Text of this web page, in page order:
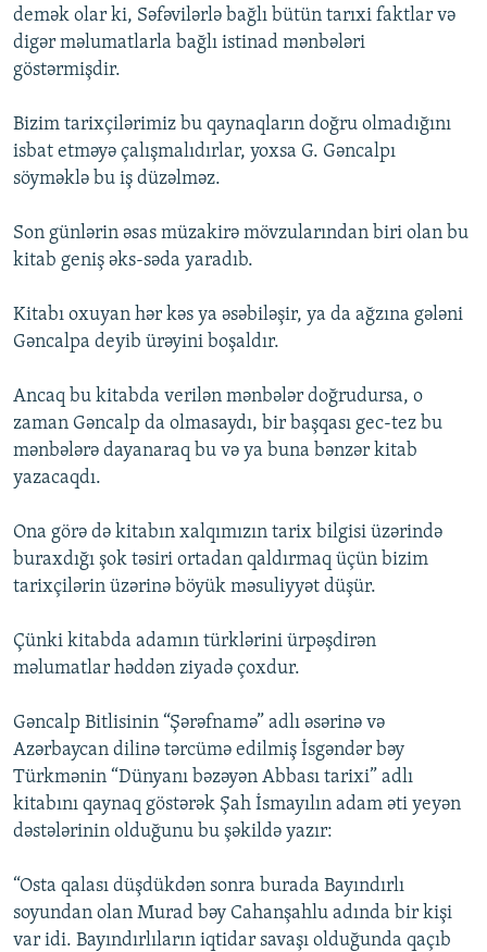
demək olar ki, Səfəvilərlə bağlı bütün tarıxi faktlar və
digər məlumatlarla bağlı istinad mənbələri
göstərmişdir.
Bizim tarixçilərimiz bu qaynaqların doğru olmadığını
isbat etməyə çalışmalıdırlar, yoxsa G. Gəncalpı
söyməklə bu iş düzəlməz.
Son günlərin əsas müzakirə mövzularından biri olan bu
kitab geniş əks-səda yaradıb.
Kitabı oxuyan hər kəs ya əsəbiləşir, ya da ağzına gələni
Gəncalpa deyib ürəyini boşaldır.
Ancaq bu kitabda verilən mənbələr doğrudursa, o
zaman Gəncalp da olmasaydı, bir başqası gec-tez bu
mənbələrə dayanaraq bu və ya buna bənzər kitab
yazacaqdı.
Ona görə də kitabın xalqımızın tarix bilgisi üzərində
buraxdığı şok təsiri ortadan qaldırmaq üçün bizim
tarixçilərin üzərinə böyük məsuliyyət düşür.
Çünki kitabda adamın türklərini ürpəşdirən
məlumatlar həddən ziyadə çoxdur.
Gəncalp Bitlisinin “Şərəfnamə” adlı əsərinə və
Azərbaycan dilinə tərcümə edilmiş İsgəndər bəy
Türkmənin “Dünyanı bəzəyən Abbası tarixi” adlı
kitabını qaynaq göstərək Şah İsmayılın adam əti yeyən
dəstələrinin olduğunu bu şəkildə yazır:
“Osta qalası düşdükdən sonra burada Bayındırlı
soyundan olan Murad bəy Cahanşahlu adında bir kişi
var idi. Bayındırlıların iqtidar savaşı olduğunda qaçıb